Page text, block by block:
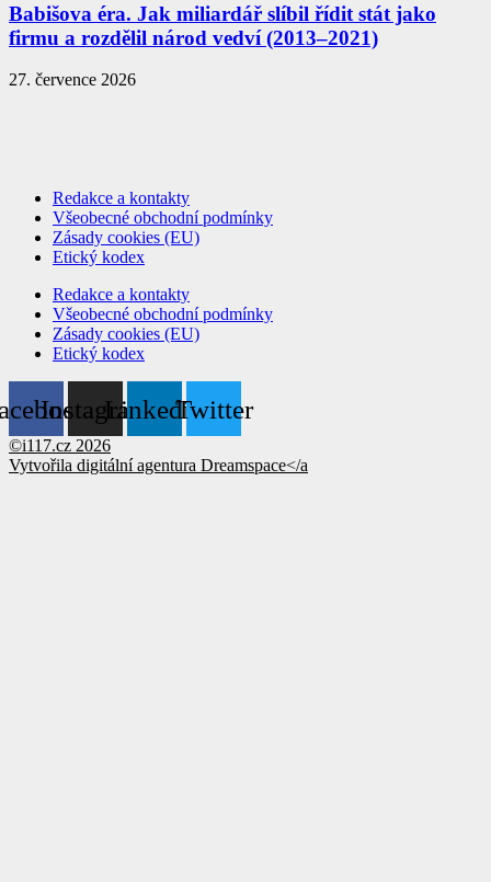
Babišova éra. Jak miliardář slíbil řídit stát jako
firmu a rozdělil národ vedví (2013–2021)
27. července 2026
Redakce a kontakty
Všeobecné obchodní podmínky
Zásady cookies (EU)
Etický kodex
Redakce a kontakty
Všeobecné obchodní podmínky
Zásady cookies (EU)
Etický kodex
InstagramLinkedinTwitter
©i117.cz 2026
Vytvořila digitální agentura Dreamspace</a